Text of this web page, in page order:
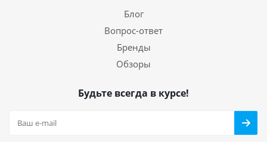
Блог
Вопрос-ответ
Бренды
Обзоры
Будьте всегда в курсе!